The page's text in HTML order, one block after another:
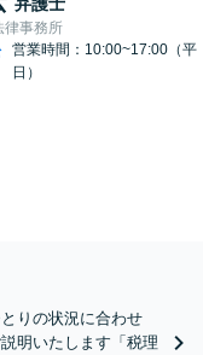
律事務所
営業時間：10:00~17:00（平
日）
りの状況に合わせ
明いたします「税理